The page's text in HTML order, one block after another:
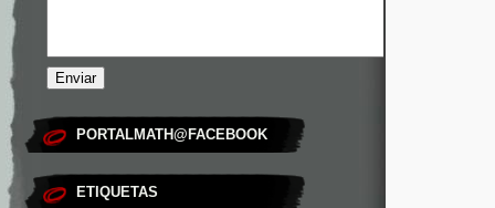
PORTALMATH@FACEBOOK
ETIQUETAS